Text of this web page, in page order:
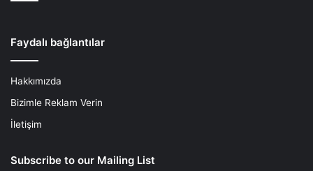
Faydalı bağlantılar
Hakkımızda
Bizimle Reklam Verin
İletişim
Subscribe to our Mailing List